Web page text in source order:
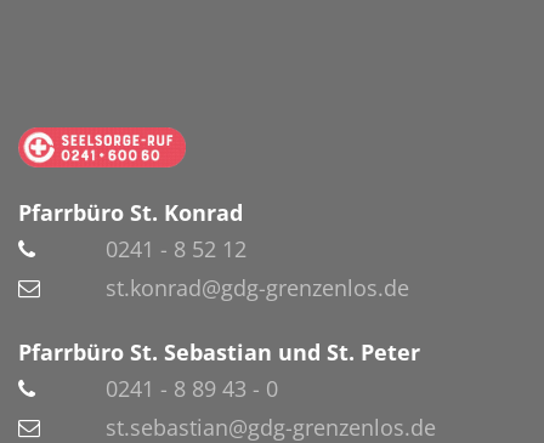
Pfarrbüro St. Konrad
0241 - 8 52 12
st.konrad@gdg-grenzenlos.de
Pfarrbüro St. Sebastian und St. Peter
0241 - 8 89 43 - 0
st.sebastian@gdg-grenzenlos.de